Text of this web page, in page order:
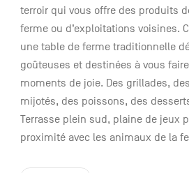
terroir qui vous offre des produits
ferme ou d’exploitations voisines.
une table de ferme traditionnelle
goûteuses et destinées à vous
moments de joie. Des grillades,
mijotés, des poissons, des
Terrasse plein sud, plaine de jeux
proximité avec les animaux de la